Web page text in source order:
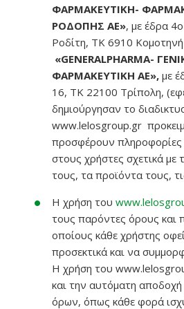
Όροι Χρήσης & Πολιτική
Είσοδος Πελατών
Εγγραφή
ΦΑΡΜΑΚΕΥΤΙΚΗ-
ΡΟΔΟΠΗΣ ΑΕ», με έδρα
Ροδίτη, ΤΚ 6910 Κομοτηνή
«GENERALPHARMA-
ΦΑΡΜΑΚΕΥΤΙΚΗ ΑΕ», με
16, ΤΚ 22100 Τρίπολη,
δημιούργησαν το
www.lelosgroup.gr
προσφέρουν πληροφορίες
στους χρήστες σχετικά με
τους, τα προϊόντα τους,
Η χρήση του
τους παρόντες όρους και
οποίους κάθε χρήστης
προσεκτικά και να
Η χρήση του
και την αυτόματη
όρων, όπως κάθε φορά